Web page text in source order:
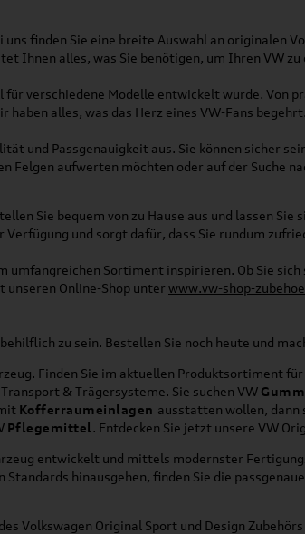
finden Sie eine breite Auswahl an originalen
Ihnen alles, was Sie benötigen, um Ihren VW
verschiedene Modelle entwickelt wurde. Von
alles, was das Herz eines VW-Fans begehrt.
und Passgenauigkeit aus. Sie können sicher
Felgen aufwerten möchten oder auf der Suche
Sie bequem von zu Hause aus und lassen
und sorgt dafür, dass Sie rundum
umfangreichen Sortiment inspirieren. Ob Sie
unseren Online-Shop unter www.vw-shop-
zu sein. Bestellen Sie noch heute und
Finden Sie im aktuellen Produktsortiment
& Trägersysteme. Sie suchen VW
Kofferraumeinlagen ausstatten wollen, dann
Pflegemittel. Entdecken Sie jetzt unsere VW
entwickelt und mittels modernster
hinausgehen, finden Sie die
Volkswagen Original Sport und Design